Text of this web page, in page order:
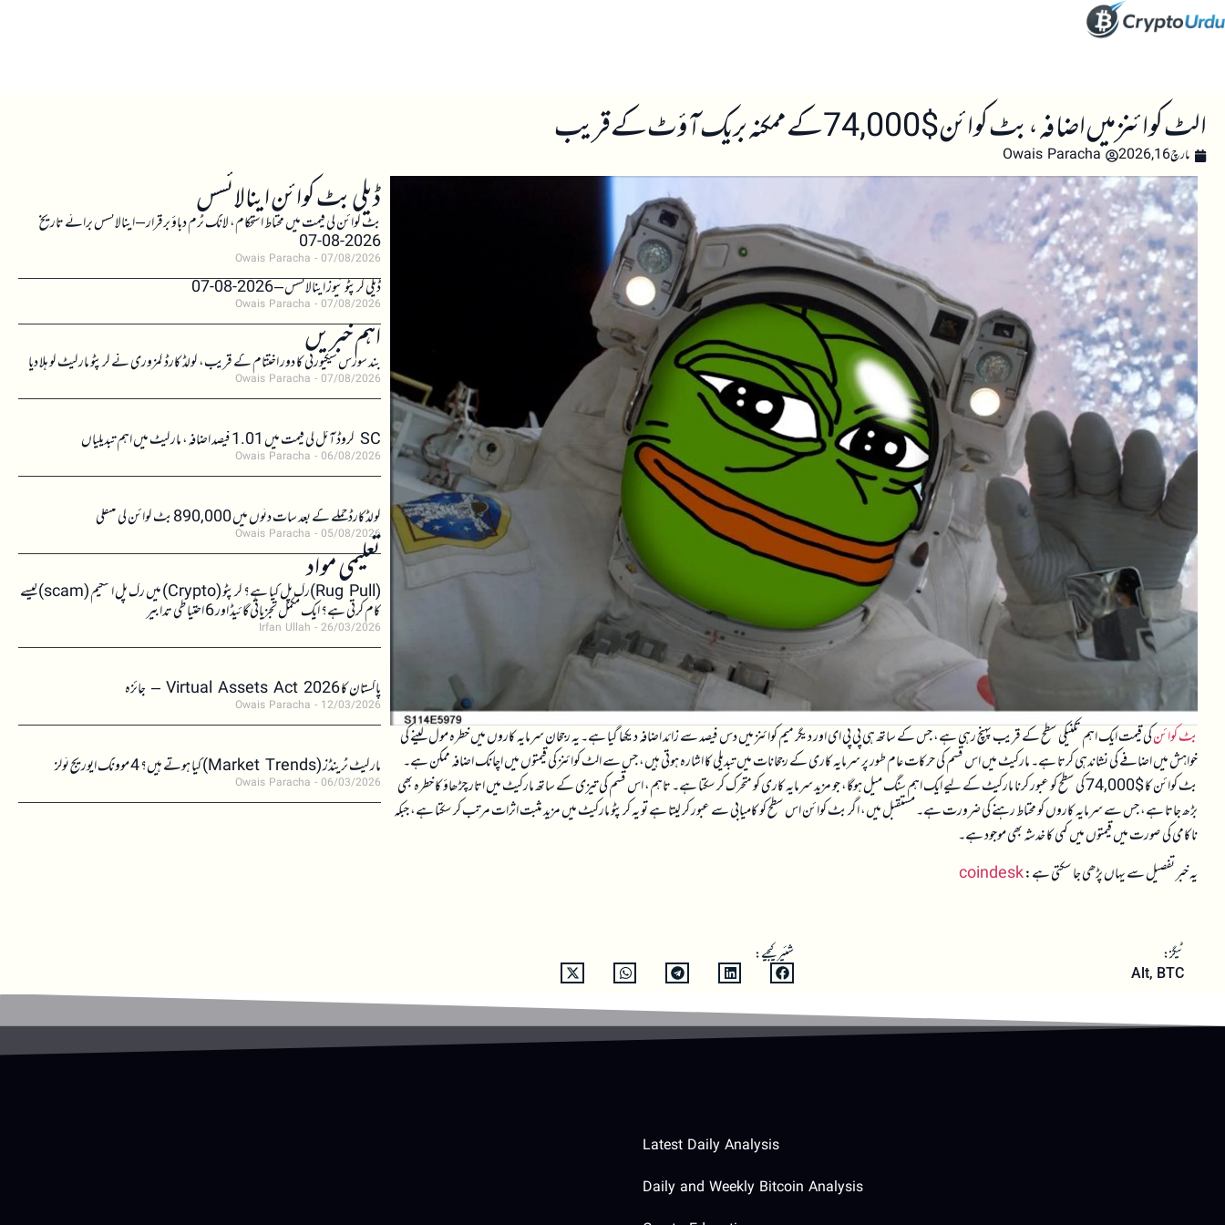
الٹ کوائنز میں اضافہ، بٹ کوائن $74,000 کے ممکنہ بریک آؤٹ کے قریب
مارچ 16, 2026 Owais Paracha
بٹ کوائنکی قیمت ایک اہم تکنیکی سطح کے قریب پہنچ رہی ہے، جس کے ساتھ ہی پی پی ای اور دیگر میم کوائنز میں دس فیصد سے زائد اضافہ دیکھا گیا ہے۔ یہ رجحان سرمایہ کاروں میں خطرہ مول لینے کی
خواہش میں اضافے کی نشاندہی کرتا ہے۔ مارکیٹ میں اس قسم کی حرکات عام طور پر سرمایہ کاری کے رجحانات میں تبدیلی کا اشارہ ہوتی ہیں، جس سے الٹ کوائنز کی قیمتوں میں اچانک اضافہ ممکن ہے۔
بٹ کوائن کا $74,000 کی سطح کو عبور کرنا مارکیٹ کے لیے ایک اہم سنگ میل ہوگا، جو مزید سرمایہ کاری کو متحرک کر سکتا ہے۔ تاہم، اس قسم کی تیزی کے ساتھ مارکیٹ میں اتار چڑھاؤ کا خطرہ بھی
بڑھ جاتا ہے، جس سے سرمایہ کاروں کو محتاط رہنے کی ضرورت ہے۔ مستقبل میں، اگر بٹ کوائن اس سطح کو کامیابی سے عبور کر لیتا ہے تو یہ کرپٹو مارکیٹ میں مزید مثبت اثرات مرتب کر سکتا ہے، جبکہ
ناکامی کی صورت میں قیمتوں میں کمی کا خدشہ بھی موجود ہے۔
یہ خبر تفصیل سے یہاں پڑھی جا سکتی ہے:coindesk
ٹیگز:
Alt, BTC
شئیر کیجیے:
ڈیلی بٹ کوائن اینالائسس
بٹ کوائن کی قیمت میں محتاط استحکام، لانگ ٹرم دباؤ برقرار – اینالائسس برائے تاریخ
2026-08-07
Owais Paracha 07/08/2026
ڈیلی کرپٹو نیوز اینالائسس – 2026-08-07
Owais Paracha 07/08/2026
اہم خبریں
بند سورس سیکیورٹی کا دور اختتام کے قریب، کولڈ کارڈ کمزوری نے کرپٹو مارکیٹ کو ہلا دیا
Owais Paracha 07/08/2026
SC کروڈ آئل کی قیمت میں 1.01 فیصد اضافہ، مارکیٹ میں اہم تبدیلیاں
Owais Paracha 06/08/2026
کولڈکارڈ حملے کے بعد سات دنوں میں 890,000 بٹ کوائن کی منتقلی
Owais Paracha 05/08/2026
تعلیمی مواد (Rug Pull)رگ پل کیا ہے؟ کرپٹو (Crypto) میں رگ پل اسکیم (scam)کیسے
کام کرتی ہے؟ ایک مکمل تجزیاتی گائیڈ اور 6 احتیاطی تدابیر
Irfan Ullah 26/03/2026
پاکستان کا Virtual Assets Act 2026 – جائزہ
Owais Paracha 12/03/2026
مارکیٹ ٹرینڈز (Market Trends) کیا ہوتے ہیں؟ 4 موونگ ایوریج ٹولز
Owais Paracha 06/03/2026
Latest Daily Analysis
Daily and Weekly Bitcoin Analysis